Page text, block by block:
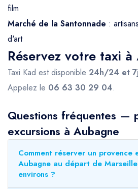
film
Marché de la Santonnade :
d'art
Réservez votre taxi
Taxi Kad est disponible 24h/24 et
Appelez le 06 63 30 29 04.
Questions fréquentes —
excursions à Aubagne
Comment réserver un provence
Aubagne au départ de
environs ?